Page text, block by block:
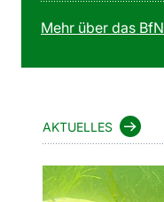
Mehr über das BfN
AKTUELLES